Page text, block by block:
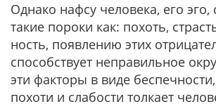
Однако нафсу человека, его эго,
такие пороки как: похоть,
ность, появлению этих
способствует неправильное
эти факторы в виде беспечности,
похоти и слабости толкает